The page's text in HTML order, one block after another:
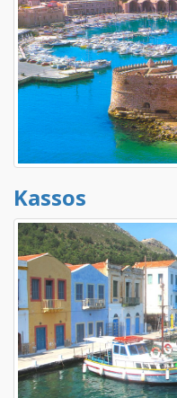
Kassos